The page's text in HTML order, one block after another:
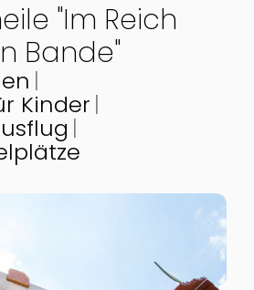
"Im Reich
Bande"
Kinder